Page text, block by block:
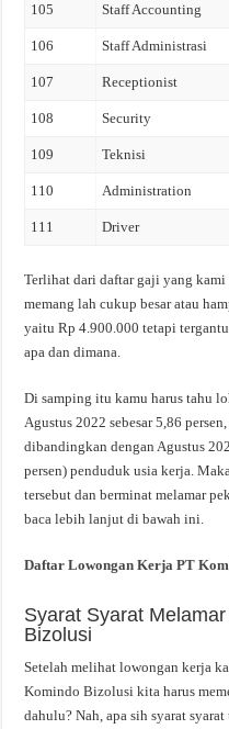
105 Staff Accounting
106 Staff Administrasi
107 Receptionist
108 Security
109 Teknisi
110 Administration
111 Driver
Terlihat dari daftar gaji yang
memang lah cukup besar atau
yaitu Rp 4.900.000 tetapi
apa dan dimana.
Di samping itu kamu harus tahu
Agustus 2022 sebesar 5,86
dibandingkan dengan Agustus
persen) penduduk usia kerja.
tersebut dan berminat melamar
baca lebih lanjut di bawah ini.
Daftar Lowongan Kerja PT
Syarat Syarat
Bizolusi
Setelah melihat lowongan kerja
Komindo Bizolusi kita harus
dahulu? Nah, apa sih syarat